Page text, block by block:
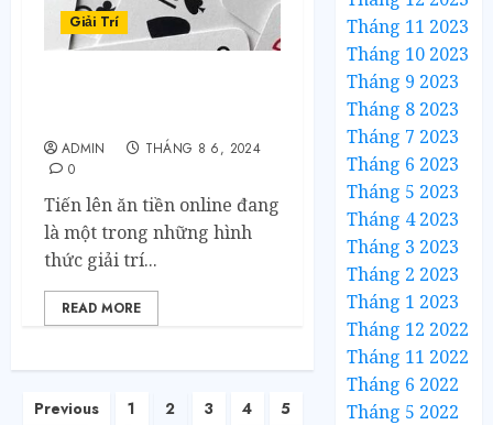
Giải Trí
ADMIN
THÁNG 8 6, 2024
0
Tiến lên ăn tiền online đang
là một trong những hình
thức giải trí...
READ MORE
Previous 1 2 3 4
5
Tháng 11 2023
Tháng 10 2023
Tháng 9 2023
Tháng 8 2023
Tháng 7 2023
Tháng 6 2023
Tháng 5 2023
Tháng 4 2023
Tháng 3 2023
Tháng 2 2023
Tháng 1 2023
Tháng 12 2022
Tháng 11 2022
Tháng 6 2022
Tháng 5 2022